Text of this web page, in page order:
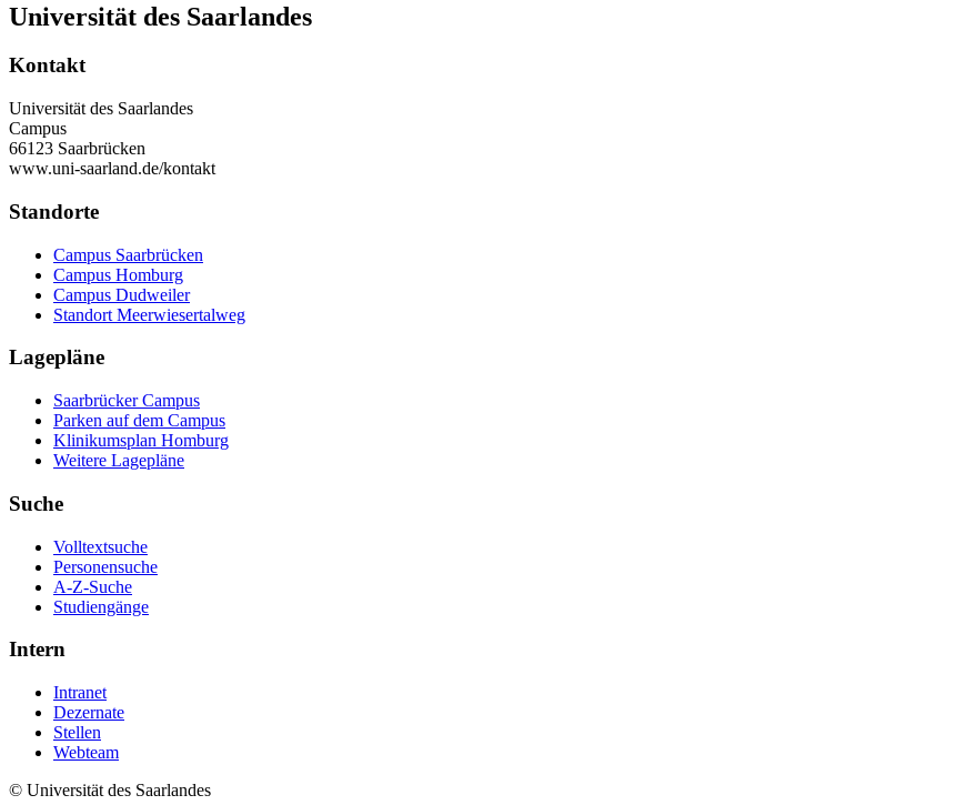
Universität des Saarlandes
Kontakt
Universität des Saarlandes
Campus
66123 Saarbrücken
www.uni-saarland.de/kontakt
Standorte
Campus Saarbrücken
Campus Homburg
Campus Dudweiler
Standort Meerwiesertalweg
Lagepläne
Saarbrücker Campus
Parken auf dem Campus
Klinikumsplan Homburg
Weitere Lagepläne
Suche
Volltextsuche
Personensuche
A-Z-Suche
Studiengänge
Intern
Intranet
Dezernate
Stellen
Webteam
© Universität des Saarlandes